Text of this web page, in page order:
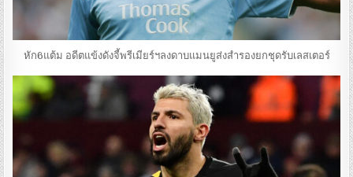
หัก6แต้ม อดีตแข้งดังจี้พรีเมียร์ฯลงดาบแมนยูส่งสำรองยกชุดรับเลสเตอร์